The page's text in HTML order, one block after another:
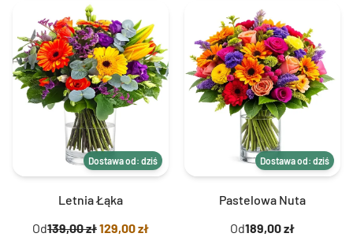
Dostawa od: dziś
Letnia Łąka
Od139,00 zł129,00 zł
Dostawa od: dziś
Pastelowa Nuta
Od189,00 zł